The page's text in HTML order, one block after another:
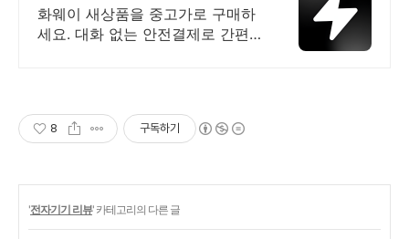
최대 브랜드 중고거래
화웨이 새상품을 중고가로 구매하
세요. 대화 없는 안전결제로 간편
8 구독하기
'전자기기 리뷰' 카테고리의 다른 글